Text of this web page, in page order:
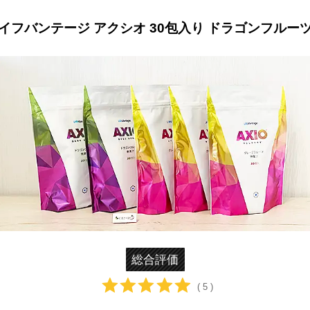
フバンテージ アクシオ 30包入り ドラゴンフルー
総合評価
( 5 )